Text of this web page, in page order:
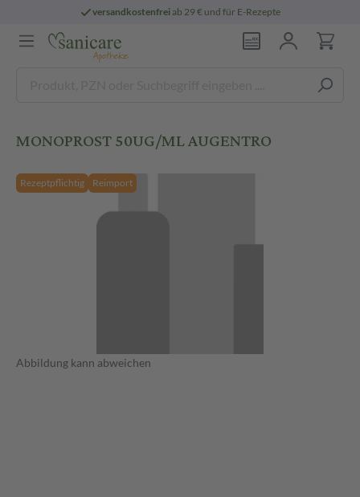
versandkostenfreiab 29 € und für E-Rezepte
MONOPROST 50UG/ML AUGENTRO
Rezeptpflichtig Reimport
Abbildung kann abweichen